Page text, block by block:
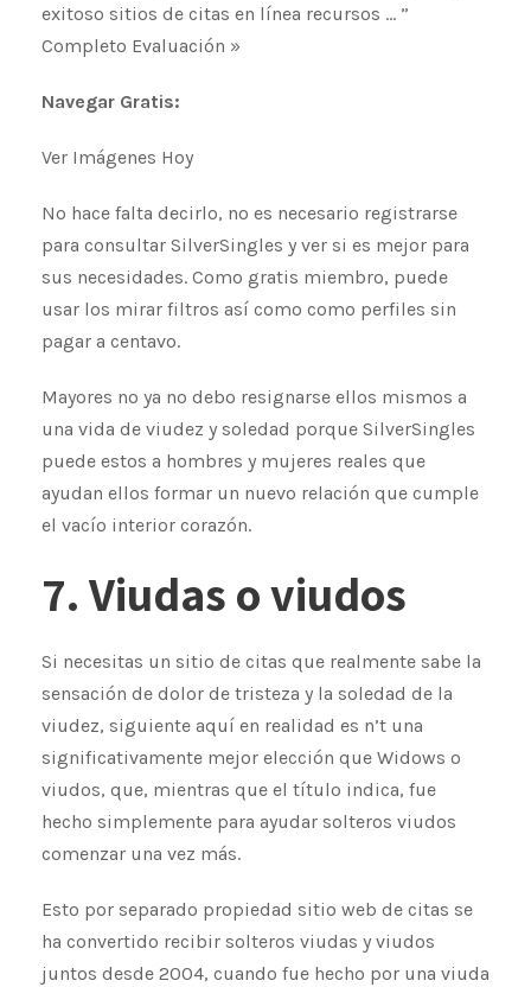
exitoso sitios de citas en línea recursos … ”
Completo Evaluación »
Navegar Gratis:
Ver Imágenes Hoy
No hace falta decirlo, no es necesario registrarse
para consultar SilverSingles y ver si es mejor para
sus necesidades. Como gratis miembro, puede
usar los mirar filtros así como como perfiles sin
pagar a centavo.
Mayores no ya no debo resignarse ellos mismos a
una vida de viudez y soledad porque SilverSingles
puede estos a hombres y mujeres reales que
ayudan ellos formar un nuevo relación que cumple
el vacío interior corazón.
7. Viudas o viudos
Si necesitas un sitio de citas que realmente sabe la
sensación de dolor de tristeza y la soledad de la
viudez, siguiente aquí en realidad es n’t una
significativamente mejor elección que Widows o
viudos, que, mientras que el título indica, fue
hecho simplemente para ayudar solteros viudos
comenzar una vez más.
Esto por separado propiedad sitio web de citas se
ha convertido recibir solteros viudas y viudos
juntos desde 2004, cuando fue hecho por una viuda